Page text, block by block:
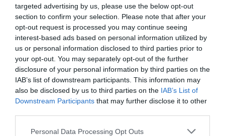
targeted advertising by us, please use the below opt-out
section to confirm your selection. Please note that after your
opt-out request is processed you may continue seeing
interest-based ads based on personal information utilized by
us or personal information disclosed to third parties prior to
your opt-out. You may separately opt-out of the further
disclosure of your personal information by third parties on the
IAB’s list of downstream participants. This information may
also be disclosed by us to third parties on the IAB’s List of
Downstream Participants that may further disclose it to other
Personal Data Processing Opt Outs
θεραπεύουν από αμφιβολίες, αινίγματα και σύγχυση
γιατί μας κουρδίζουν με ενθουσιασμό και
δημιουργικότητα. Δε θα μπορούσα να κάνω έργα για να
δείξω πόσο άσχημα είναι τα πράγματα, γιατί ο
προορισμός της τέχνης είναι να μας θυμίζει πόσο
μαγικός είναι ο κόσμος κι εμείς όλοι μοναδικοί.
Διαβάστε επίσης:
Ο Μεγαλέξανδρος Νικάει τον Δράκο, του Δήμου Αβδελιώδη
στο Δημοτικό Θέατρο Πειραιά